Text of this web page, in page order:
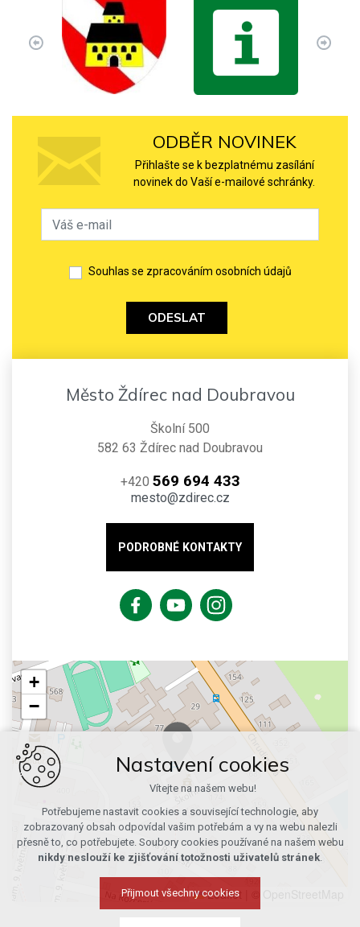
ODBĚR NOVINEK
Přihlašte se k bezplatnému zasílání
novinek do Vaší e-mailové schránky.
Souhlas se zpracováním osobních údajů
ODESLAT
Město Ždírec nad Doubravou
Školní 500
582 63 Ždírec nad Doubravou
+420 569 694 433
mesto@zdirec.cz
PODROBNÉ KONTAKTY
+
−
Leaflet
Nastavení cookies
Vítejte na našem webu!
Potřebujeme nastavit cookies a související technologie, aby
zobrazovaný obsah odpovídal vašim potřebám a vy na webu nalezli
přesně to, co potřebujete. Soubory cookies používané na našem webu
nikdy neslouží ke zjišťování totožnosti uživatelů stránek.
Přijmout všechny cookies